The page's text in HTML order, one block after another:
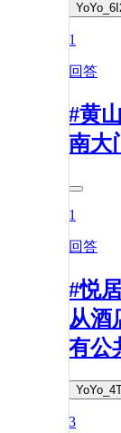
1
回答
#黄
南大
1
回答
#悦
从酒
有公
3